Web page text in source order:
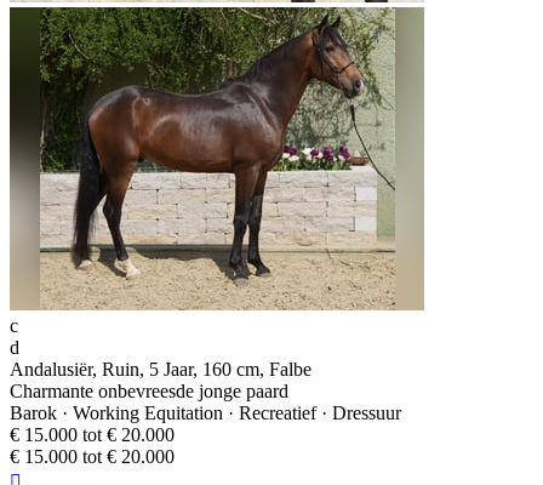
c
d
Andalusiër, Ruin, 5 Jaar, 160 cm, Falbe
Charmante onbevreesde jonge paard
Barok · Working Equitation · Recreatief · Dressuur
€ 15.000 tot € 20.000
€ 15.000 tot € 20.000